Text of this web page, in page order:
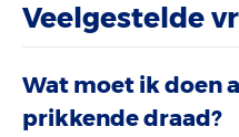
Veelgestelde
Wat moet ik doen
prikkende draad?